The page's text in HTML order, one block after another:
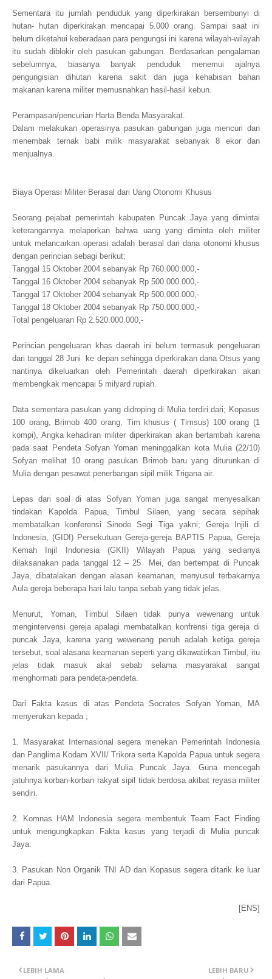
Sementara itu jumlah penduduk yang diperkirakan bersembunyi di
hutan- hutan diperkirakan mencapai 5.000 orang. Sampai saat ini
belum diketahui keberadaan para pengungsi ini karena wilayah-wilayah
itu sudah diblokir oleh pasukan gabungan. Berdasarkan pengalaman
sebelumnya, biasanya banyak penduduk menemui ajalnya
pengungisian dihutan karena sakit dan juga kehabisan bahan
makanan karena militer memusnahkan hasil-hasil kebun.
Perampasan/pencurian Harta Benda Masyarakat.
Dalam melakukan operasinya pasukan gabungan juga mencuri dan
menembak ternak babi milik masyarakat sebanyak 8 ekor dan
menjualnya.
Biaya Operasi Militer Berasal dari Uang Otonomi Khusus
Seorang pejabat pemerintah kabupaten Puncak Jaya yang dimintai
keterangannya melaporkan bahwa uang yang diminta oleh militer
untuk melancarkan operasi adalah berasal dari dana otonomi khusus
dengan perincian sebagi berikut;
Tanggal 15 Oktober 2004 sebanyak Rp 760.000.000,-
Tanggal 16 Oktober 2004 sebanyak Rp 500.000.000,-
Tanggal 17 Oktober 2004 sebanyak Rp 500.000.000,-
Tanggal 18 Oktober 2004 sebanyak Rp 750.000.000,-
Total pengeluaran Rp 2.520.000.000,-
Perincian pengeluaran khas daerah ini belum termasuk pengeluaran
dari tanggal 28 Juni ke depan sehingga diperkirakan dana Otsus yang
nantinya dikeluarkan oleh Pemerintah daerah diperkirakan akan
membengkak mencapai 5 milyard rupiah.
Data sementara pasukan yang didroping di Mulia terdiri dari; Kopasus
100 orang, Brimob 400 orang, Tim khusus ( Timsus) 100 orang (1
kompi), Angka kehadiran militer diperkirakan akan bertambah karena
pada saat Pendeta Sofyan Yoman meninggalkan kota Mulia (22/10)
Sofyan melihat 10 orang pasukan Brimob baru yang diturunkan di
Mulia dengan pesawat penerbangan sipil milik Trigana air.
Lepas dari soal di atas Sofyan Yoman juga sangat menyesalkan
tindakan Kapolda Papua, Timbul Silaen, yang secara sepihak
membatalkan konferensi Sinode Segi Tiga yakni; Gereja Injili di
Indonesia, (GIDI) Persekutuan Gereja-gereja BAPTIS Papua, Gereja
Kemah Injil Indonesia (GKII) Wilayah Papua yang sedianya
dilaksanakan pada tanggal 12 – 25 Mei, dan bertempat di Puncak
Jaya, dibatalakan dengan alasan keamanan, menyusul terbakarnya
Aula gereja beberapa hari lalu tanpa sebab yang tidak jelas.
Menurut, Yoman, Timbul Silaen tidak punya wewenang untuk
mengintervensi gereja apalagi membatalkan konfrensi tiga gereja di
puncak Jaya, karena yang wewenang penuh adalah ketiga gereja
tersebut, soal alasana keamanan seperti yang dikawatirkan Timbul, itu
jelas tidak masuk akal sebab selama masyarakat sangat
menghormati para pendeta-pendeta.
Dari Fakta kasus di atas Pendeta Socrates Sofyan Yoman, MA
menyerukan kepada ;
1. Masyarakat Internasional segera menekan Pemerintah Indonesia
dan Panglima Kodam XVII/ Trikora serta Kapolda Papua untuk segera
menarik pasukannya dari Mulia Puncak Jaya. Guna mencegah
jatuhnya korban-korban rakyat sipil tidak berdosa akibat reyasa militer
sendiri.
2. Komnas HAM Indonesia segera membentuk Team Fact Finding
untuk mengungkapkan Fakta kasus yang terjadi di Mulia puncak
Jaya.
3. Pasukan Non Organik TNI AD dan Kopasus segera ditarik ke luar
dari Papua.
[ENS]
LEBIH BARU
LEBIH LAMA